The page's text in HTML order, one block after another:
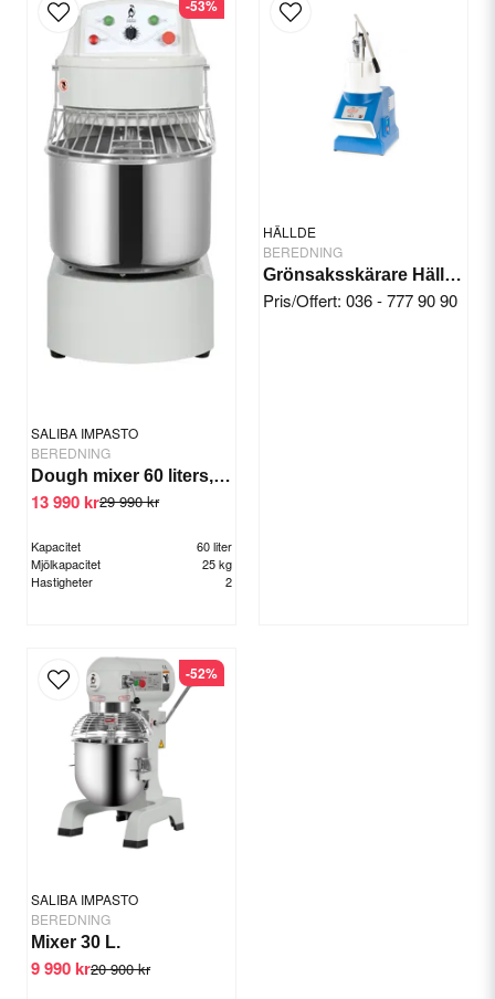
SALIBA IMPASTO
BEREDNING
Dough mixer 60 liters, 2 speeds/timer.
Kapacitet
60 liter
Mjölkapacitet
25 kg
Hastigheter
2
29 990 kr
13 990 kr
-53%
HÄLLDE
BEREDNING
Grönsaksskärare Hällde RG-7
Pris/Offert: 036 - 777 90 90
SALIBA IMPASTO
BEREDNING
Mixer 30 L.
20 900 kr
9 990 kr
-52%
email
Email
Yes, you can publish my question.